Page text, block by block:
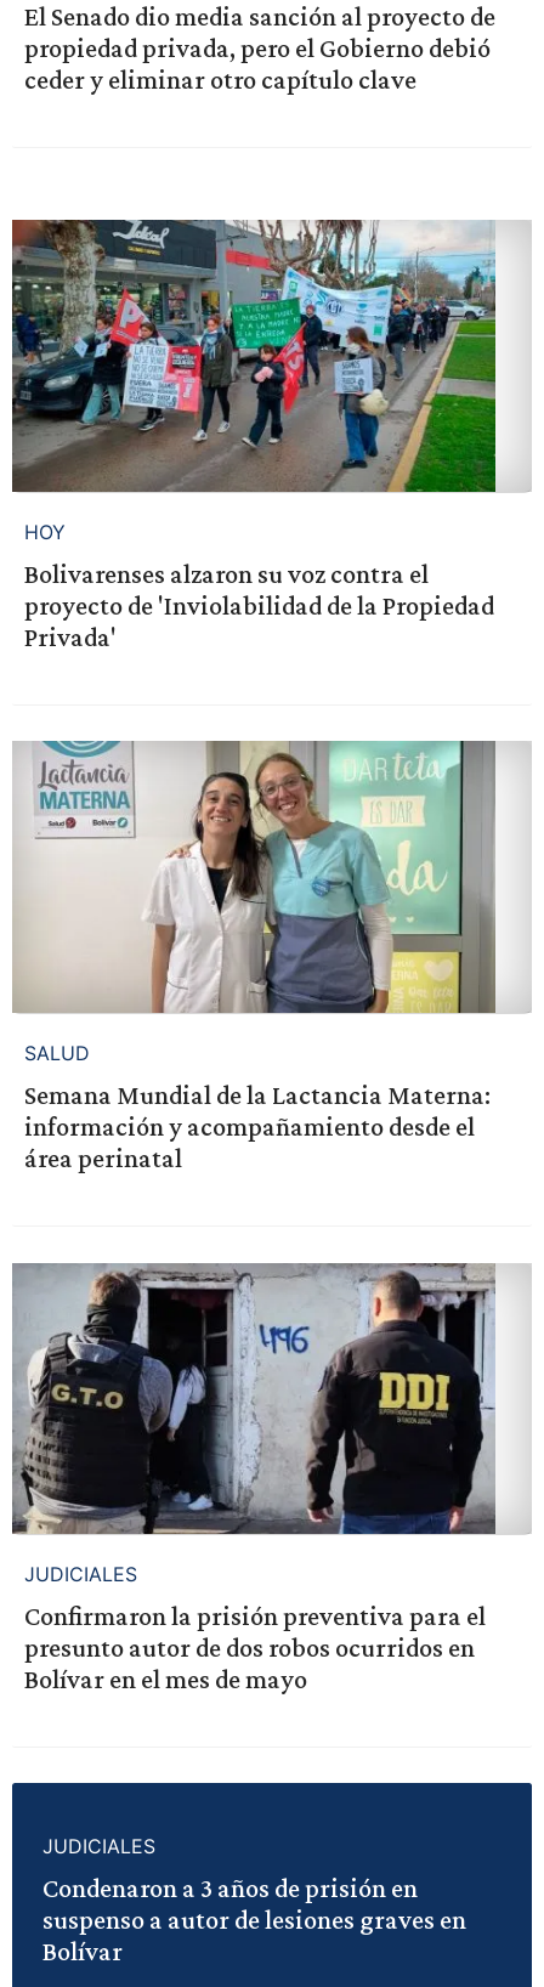
El Senado dio media sanción al proyecto de
propiedad privada, pero el Gobierno debió
ceder y eliminar otro capítulo clave
HOY
Bolivarenses alzaron su voz contra el
proyecto de 'Inviolabilidad de la Propiedad
Privada'
SALUD
Semana Mundial de la Lactancia Materna:
información y acompañamiento desde el
área perinatal
JUDICIALES
Confirmaron la prisión preventiva para el
presunto autor de dos robos ocurridos en
Bolívar en el mes de mayo
JUDICIALES
Condenaron a 3 años de prisión en
suspenso a autor de lesiones graves en
Bolívar